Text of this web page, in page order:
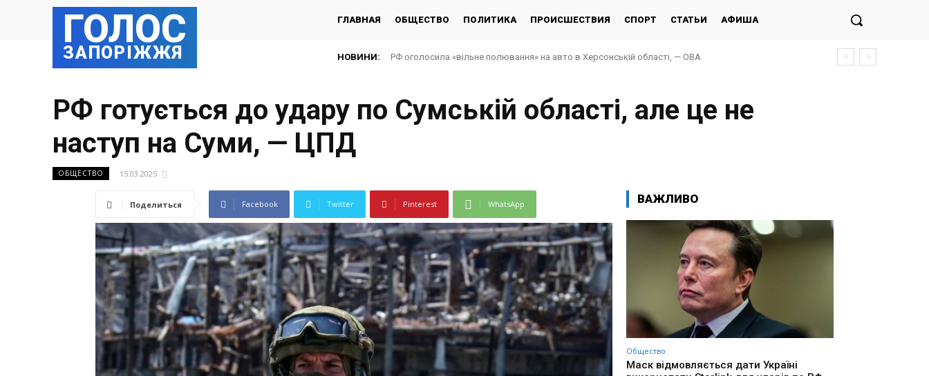
ГОЛОС
ЗАПОРІЖЖЯ
ГЛАВНАЯ ОБЩЕСТВО ПОЛИТИКА ПРОИСШЕСТВИЯ СПОРТ СТАТЬИ АФИША
НОВИНИ: РФ оголосила «вільне полювання» на авто в Херсонській області, — ОВА
РФ готується до удару по Сумській області, але це не
наступ на Суми, — ЦПД
ОБЩЕСТВО 15.03.2025
Поделиться Facebook Twitter Pinterest WhatsApp ВАЖЛИВО
Общество
Маск відмовляється дати Україні